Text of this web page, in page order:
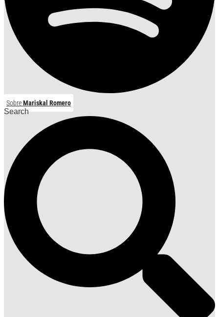
SobreMariskal Romero
Search